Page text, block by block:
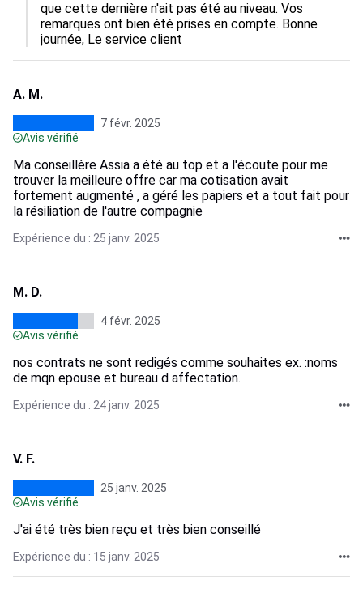
que cette dernière n'ait pas été au niveau. Vos
remarques ont bien été prises en compte. Bonne
journée, Le service client
A. M.
7 févr. 2025
Avis vérifié
Ma conseillère Assia a été au top et a l'écoute pour me
trouver la meilleure offre car ma cotisation avait
fortement augmenté , a géré les papiers et a tout fait pour
la résiliation de l'autre compagnie
Expérience du : 25 janv. 2025
M. D.
4 févr. 2025
Avis vérifié
nos contrats ne sont redigés comme souhaites ex. :noms
de mqn epouse et bureau d affectation.
Expérience du : 24 janv. 2025
V. F.
25 janv. 2025
Avis vérifié
J'ai été très bien reçu et très bien conseillé
Expérience du : 15 janv. 2025